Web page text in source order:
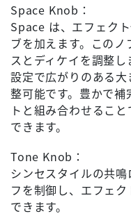
Space Knob：
Space は、エフェク
ブを加えます。この
スとディケイを調整
設定で広がりのある
整可能です。豊かで
トと組み合わせるこ
できます。
Tone Knob：
シンセスタイルの共
フを制御し、エフェ
できます。